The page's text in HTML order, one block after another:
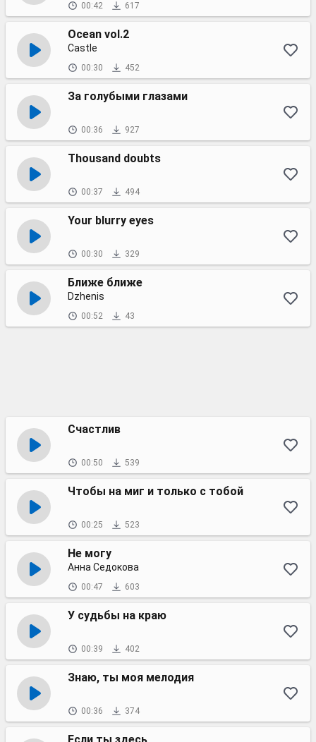
00:42 617
Ocean vol.2
Castle
00:30 452
За голубыми глазами
00:36 927
Thousand doubts
00:37 494
Your blurry eyes
00:30 329
Ближе ближе
Dzhenis
00:52 43
Счастлив
00:50 539
Чтобы на миг и только с тобой
00:25 523
Не могу
Анна Седокова
00:47 603
У судьбы на краю
00:39 402
Знаю, ты моя мелодия
00:36 374